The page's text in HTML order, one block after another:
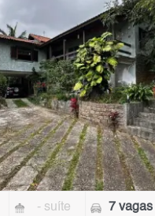
- suíte 7 vagas